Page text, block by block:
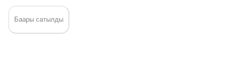
Баары сатылды